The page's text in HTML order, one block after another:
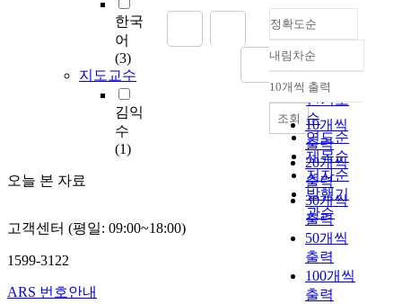
한국
어
(3)
지도교수
김익
수
(1)
오늘 본 자료
현상의 문화적 상황 속
에서 다원적인 종교들
을 동인한 지평(地平)
에서 보며, 다원적 종
교들의 궁금적 실재를
론”이라 할 수 있다. 이
에 대한 근거를 두 가
지 측면에서 살펴보면
첫째는 존 힉(J. Hick)
이 주장한 것처럼 모든
종교는 문화의 산물이
므로 종교적 절대성을
고집해서는 안된다는
종교 문화적 개념이며,
둘째는 피터 버거(P. L.
Berger)의 종교 사회적
정확도순
정확도
순
인기도
순
연도순
제목순
저자순
발행기
관순
내림차순
내림차순
10개씩 출력
10개씩
출력
20개씩
출력
30개씩
출력
50개씩
출력
100개씩
출력
조회
고객센터 (평일: 09:00~18:00)
1599-3122
ARS 번호안내